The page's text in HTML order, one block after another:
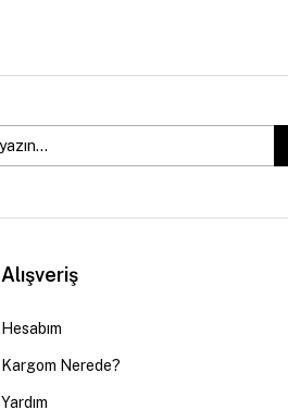
Alışveriş
Hesabım
Kargom Nerede?
Yardım